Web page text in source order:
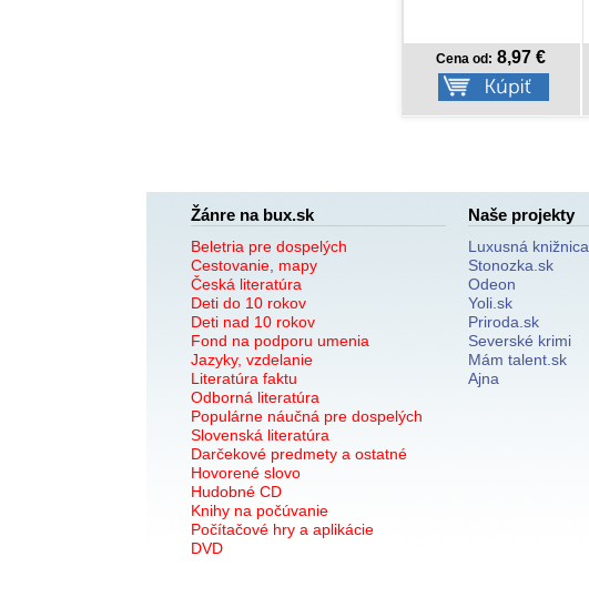
Cena od: 8,97 €
Žánre na bux.sk
Beletria pre dospelých
Cestovanie, mapy
Česká literatúra
Deti do 10 rokov
Deti nad 10 rokov
Fond na podporu umenia
Jazyky, vzdelanie
Literatúra faktu
Odborná literatúra
Populárne náučná pre dospelých
Slovenská literatúra
Darčekové predmety a ostatné
Hovorené slovo
Hudobné CD
Knihy na počúvanie
Počítačové hry a aplikácie
DVD
Naše projekty
Luxusná knižnica
Stonozka.sk
Odeon
Yoli.sk
Priroda.sk
Severské krimi
Mám talent.sk
Ajna